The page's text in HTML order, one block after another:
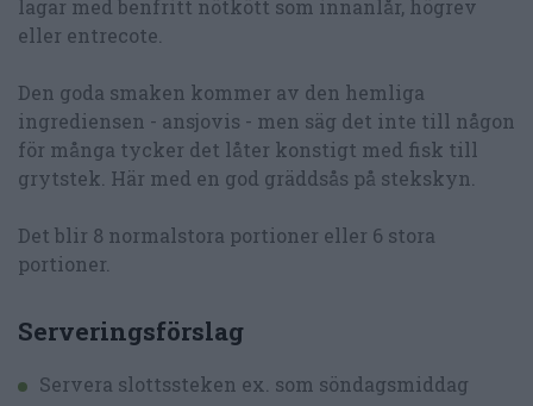
lagar med benfritt nötkött som innanlår, högrev
eller entrecote.
Den goda smaken kommer av den hemliga
ingrediensen - ansjovis - men säg det inte till någon
för många tycker det låter konstigt med fisk till
grytstek. Här med en god gräddsås på stekskyn.
Det blir 8 normalstora portioner eller 6 stora
portioner.
Serveringsförslag
Servera slottssteken ex. som söndagsmiddag